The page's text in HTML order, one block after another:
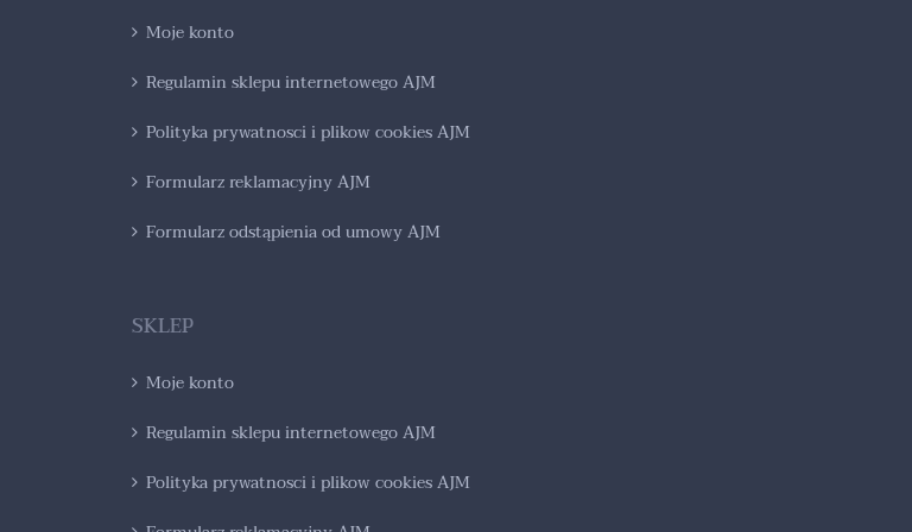
Moje konto
Regulamin sklepu internetowego AJM
Polityka prywatnosci i plikow cookies AJM
Formularz reklamacyjny AJM
Formularz odstąpienia od umowy AJM
SKLEP
Moje konto
Regulamin sklepu internetowego AJM
Polityka prywatnosci i plikow cookies AJM